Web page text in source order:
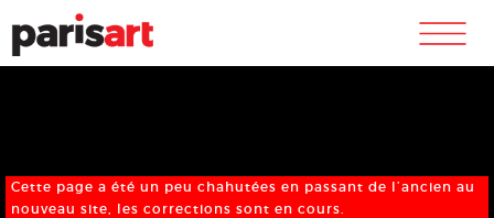
m
Cette page a été un peu chahutées en passant de l’ancien au
nouveau site, les corrections sont en cours.